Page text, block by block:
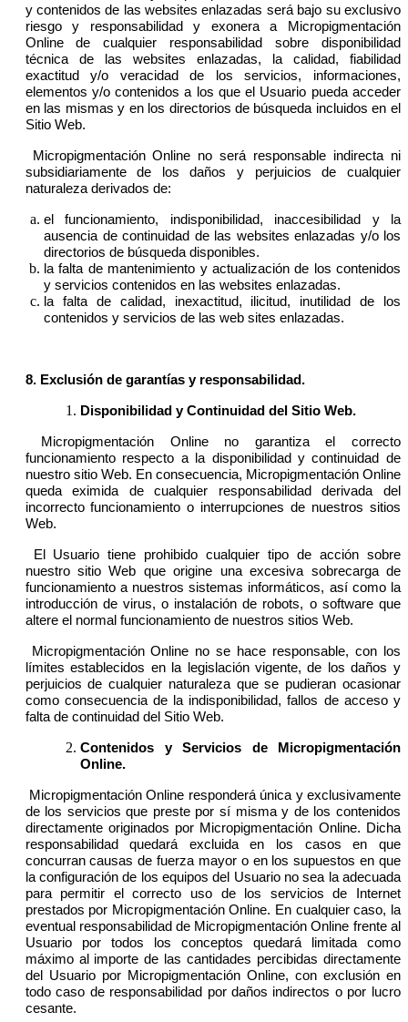
y contenidos de las websites enlazadas será bajo su exclusivo
riesgo y responsabilidad y exonera a Micropigmentación
Online de cualquier responsabilidad sobre disponibilidad
técnica de las websites enlazadas, la calidad, fiabilidad
exactitud y/o veracidad de los servicios, informaciones,
elementos y/o contenidos a los que el Usuario pueda acceder
en las mismas y en los directorios de búsqueda incluidos en el
Sitio Web.
Micropigmentación Online no será responsable indirecta ni
subsidiariamente de los daños y perjuicios de cualquier
naturaleza derivados de:
el funcionamiento, indisponibilidad, inaccesibilidad y la
ausencia de continuidad de las websites enlazadas y/o los
directorios de búsqueda disponibles.
la falta de mantenimiento y actualización de los contenidos
y servicios contenidos en las websites enlazadas.
la falta de calidad, inexactitud, ilicitud, inutilidad de los
contenidos y servicios de las web sites enlazadas.
8. Exclusión de garantías y responsabilidad.
Disponibilidad y Continuidad del Sitio Web.
Micropigmentación Online no garantiza el correcto
funcionamiento respecto a la disponibilidad y continuidad de
nuestro sitio Web. En consecuencia, Micropigmentación Online
queda eximida de cualquier responsabilidad derivada del
incorrecto funcionamiento o interrupciones de nuestros sitios
Web.
El Usuario tiene prohibido cualquier tipo de acción sobre
nuestro sitio Web que origine una excesiva sobrecarga de
funcionamiento a nuestros sistemas informáticos, así como la
introducción de virus, o instalación de robots, o software que
altere el normal funcionamiento de nuestros sitios Web.
Micropigmentación Online no se hace responsable, con los
límites establecidos en la legislación vigente, de los daños y
perjuicios de cualquier naturaleza que se pudieran ocasionar
como consecuencia de la indisponibilidad, fallos de acceso y
falta de continuidad del Sitio Web.
Contenidos y Servicios de Micropigmentación
Online.
Micropigmentación Online responderá única y exclusivamente
de los servicios que preste por sí misma y de los contenidos
directamente originados por Micropigmentación Online. Dicha
responsabilidad quedará excluida en los casos en que
concurran causas de fuerza mayor o en los supuestos en que
la configuración de los equipos del Usuario no sea la adecuada
para permitir el correcto uso de los servicios de Internet
prestados por Micropigmentación Online. En cualquier caso, la
eventual responsabilidad de Micropigmentación Online frente al
Usuario por todos los conceptos quedará limitada como
máximo al importe de las cantidades percibidas directamente
del Usuario por Micropigmentación Online, con exclusión en
todo caso de responsabilidad por daños indirectos o por lucro
cesante.